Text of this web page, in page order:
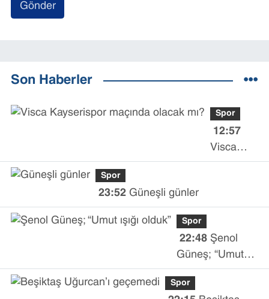
Gönder
Son Haberler
Spor
12:57
Visca
Kayserispor
Spor
23:52 Güneşli günler
Spor
22:48Şenol
Güneş; “Umut
ışığı olduk”
Spor